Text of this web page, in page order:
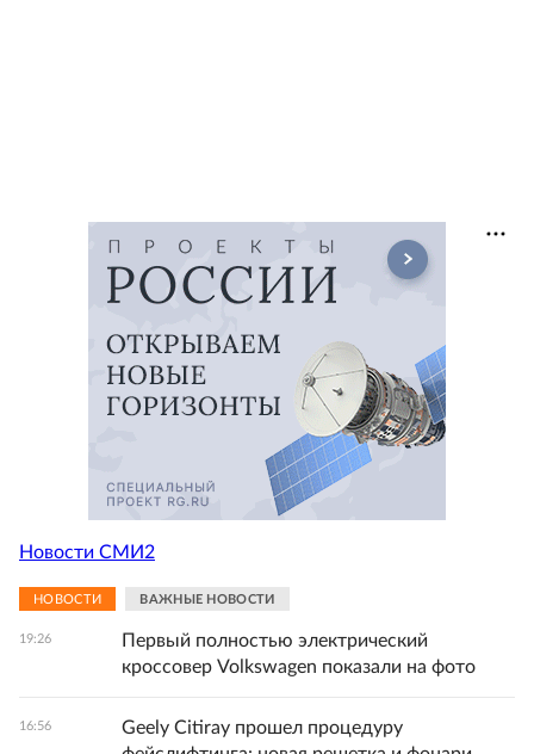
Новости СМИ2
НОВОСТИ ВАЖНЫЕ НОВОСТИ
19:26
Первый полностью электрический
кроссовер Volkswagen показали на фото
16:56
Geely Citiray прошел процедуру